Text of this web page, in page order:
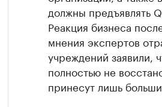
должны предъявлять
Реакция бизнеса
мнения экспертов
учреждений заявили,
полностью не
принесут лишь